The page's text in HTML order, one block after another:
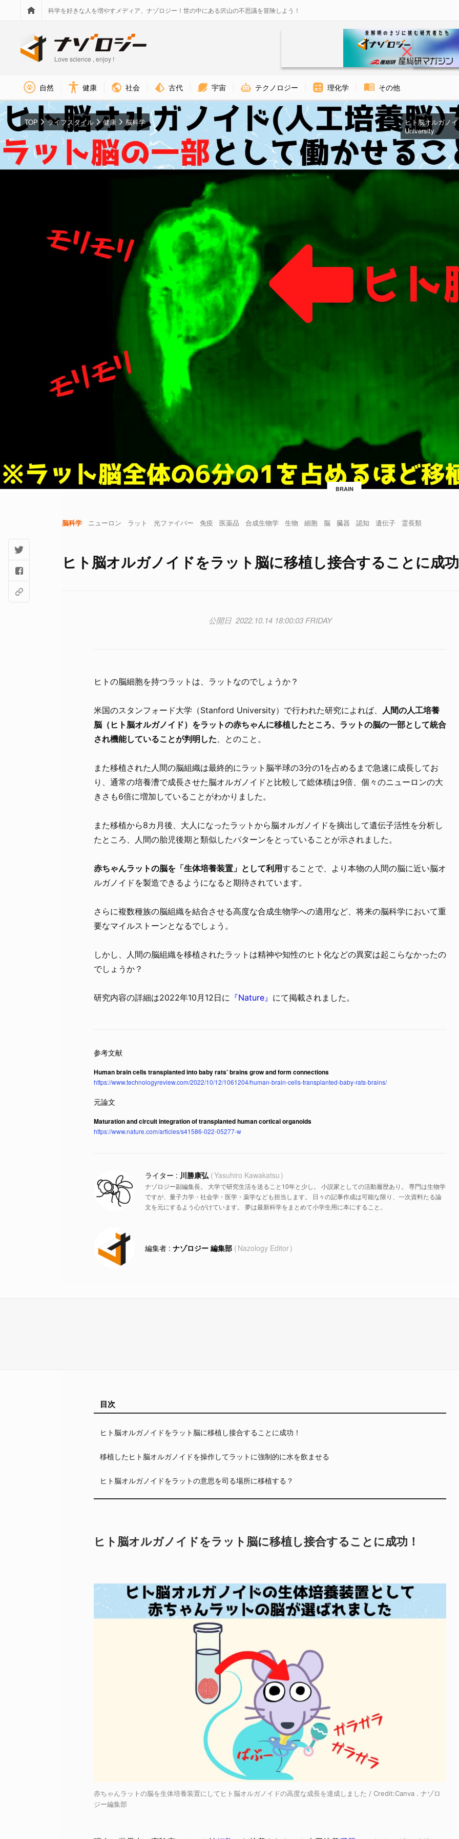
科学を好きな人を増やすメディア、ナゾロジー！世の中にある沢山の不思議を冒険しよう！
Love science , enjoy !
自然 健康 社会 古代 宇宙 テクノロジー 理化学 その他
ヒト脳オルガノ
University
BRAIN
TOP ライフスタイル 健康 脳科学
脳科学 ニューロン ラット 光ファイバー 免疫 医薬品 合成生物学 生物 細胞 脳 臓器 認知 遺伝子 霊長類
ヒト脳オルガノイドをラット脳に移植し接合することに成
2022.10.14 18:00:03 FRIDAY
ヒトの脳細胞を持つラットは、ラットなのでしょうか？
米国のスタンフォード大学（Stanford University）で行われた研究によれば、
人間の人工培養
脳（ヒト脳オルガノイド）をラットの赤ちゃんに移植したところ、ラットの脳の一部として統合
され機能していることが判明した 、とのこと。
また移植された人間の脳組織は最終的にラット脳半球の3分の1を占めるまで急速に成長してお
り、通常の培養漕で成長させた脳オルガノイドと比較して総体積は9倍、個々のニューロンの大
きさも6倍に増加していることがわかりました。
また移植から8カ月後、大人になったラットから脳オルガノイドを摘出して遺伝子活性を分析し
たところ、人間の胎児後期と類似したパターンをとっていることが示されました。
赤ちゃんラットの脳を「生体培養装置」として利用することで、より本物の人間の脳に近い脳オ
ルガノイドを製造できるようになると期待されています。
さらに複数種族の脳組織を結合させる高度な合成生物学への適用など、将来の脳科学において重
要なマイルストーンとなるでしょう。
しかし、人間の脳組織を移植されたラットは精神や知性のヒト化などの異変は起こらなかったの
でしょうか？
研究内容の詳細は2022年10月12日に 『Nature』 にて掲載されました。
Human brain cells transplanted into baby rats’ brains grow and form connections
https://www.technologyreview.com/2022/10/12/1061204/human-brain-cells-transplanted-baby-rats-brains/
Maturation and circuit integration of transplanted human cortical organoids
https://www.nature.com/articles/s41586-022-05277-w
川勝康弘 Yasuhiro Kawakatsu
ナゾロジー副編集長。 大学で研究生活を送ること10年と少し。 小説家としての活動履歴あり。 専門は生物学
ですが、量子力学・社会学・医学・薬学なども担当します。 日々の記事作成は可能な限り、一次資料たる論
文を元にするよう心がけています。 夢は最新科学をまとめて小学生用に本にすること。
ナゾロジー 編集部 Nazology Editor
目次
ヒト脳オルガノイドをラット脳に移植し接合することに成功！
移植したヒト脳オルガノイドを操作してラットに強制的に水を飲ませる
ヒト脳オルガノイドをラットの意思を司る場所に移植する？
ヒト脳オルガノイドをラット脳に移植し接合することに成功！
赤ちゃんラットの脳を生体培養装置にしてヒト脳オルガノイドの高度な成長を達成しました / Credit:Canva . ナゾロ
ジー編集部